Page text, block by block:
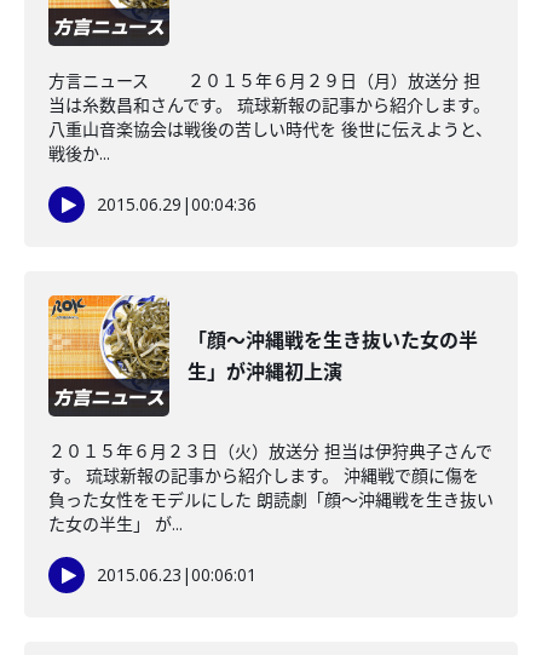
方言ニュース ２０１５年６月２９日（月）放送分 担
当は糸数昌和さんです。 琉球新報の記事から紹介します。
八重山音楽協会は戦後の苦しい時代を 後世に伝えようと、
戦後か...
2015.06.29 |00:04:36
「顔～沖縄戦を生き抜いた女の半
生」が沖縄初上演
２０１５年６月２３日（火）放送分 担当は伊狩典子さんで
す。 琉球新報の記事から紹介します。 沖縄戦で顔に傷を
負った女性をモデルにした 朗読劇「顔～沖縄戦を生き抜い
た女の半生」 が...
2015.06.23 |00:06:01